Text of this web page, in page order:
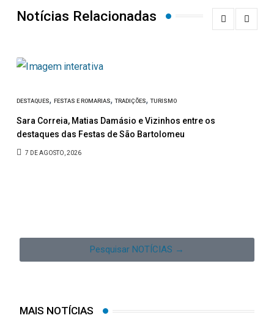
Notícias Relacionadas
DESTAQUES, FESTAS E ROMARIAS,TRADIÇÕES,TURISMO
Sara Correia, Matias Damásio e Vizinhos entre os
destaques das Festas de São Bartolomeu
7 DE AGOSTO, 2026
Pesquisar NOTÍCIAS →
MAIS NOTÍCIAS